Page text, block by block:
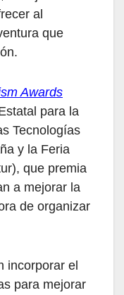
al
que
Awards
para la
Tecnologías
y la Feria
que premia
a mejorar la
de organizar
incorporar el
para mejorar